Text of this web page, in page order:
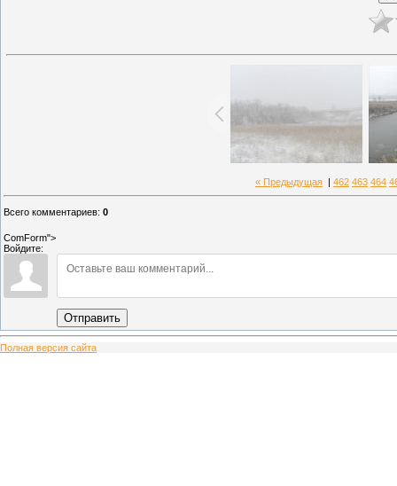
« Предыдущая 462 463 464
Всего комментариев: 0
ComForm">
Войдите:
Отправить
Полная версия сайта